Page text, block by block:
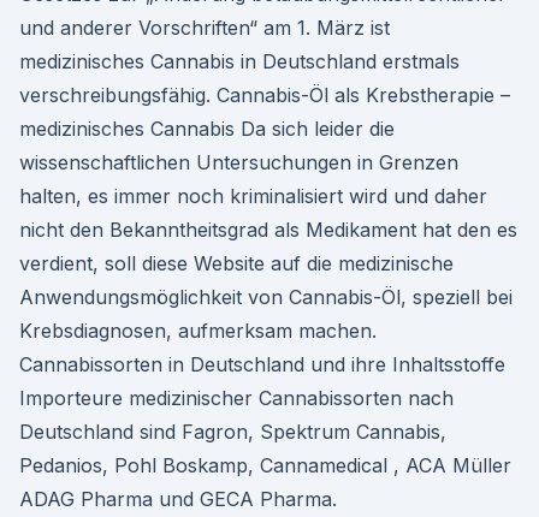
und anderer Vorschriften“ am 1. März ist
medizinisches Cannabis in Deutschland erstmals
verschreibungsfähig. Cannabis-Öl als Krebstherapie –
medizinisches Cannabis Da sich leider die
wissenschaftlichen Untersuchungen in Grenzen
halten, es immer noch kriminalisiert wird und daher
nicht den Bekanntheitsgrad als Medikament hat den es
verdient, soll diese Website auf die medizinische
Anwendungsmöglichkeit von Cannabis-Öl, speziell bei
Krebsdiagnosen, aufmerksam machen.
Cannabissorten in Deutschland und ihre Inhaltsstoffe
Importeure medizinischer Cannabissorten nach
Deutschland sind Fagron, Spektrum Cannabis,
Pedanios, Pohl Boskamp, Cannamedical , ACA Müller
ADAG Pharma und GECA Pharma.